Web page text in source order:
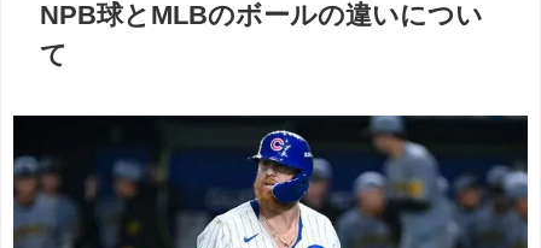
NPB球とMLBのボールの違いについ
て